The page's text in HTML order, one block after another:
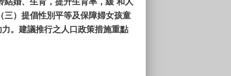
三）提倡性別平等及保障婦女孩童
。建議推行之人口政策措施重點